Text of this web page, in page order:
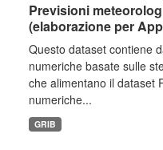
Previsioni
(elaborazione per
Questo dataset contiene
numeriche basate sulle
che alimentano il dataset
numeriche...
GRIB